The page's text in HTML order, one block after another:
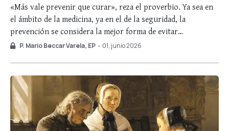
«Más vale prevenir que curar», reza el proverbio. Ya sea en
el ámbito de la medicina, ya en el de la seguridad, la
prevención se considera la mejor forma de evitar
enfermedades e incidentes. Cualquier intervención siempre
P. Mario Beccar Varela, EP - 01, junio 2026